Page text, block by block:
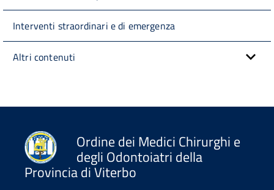
Interventi straordinari e di emergenza
Altri contenuti
Ordine dei Medici Chirurghi e
degli Odontoiatri della
Provincia di Viterbo